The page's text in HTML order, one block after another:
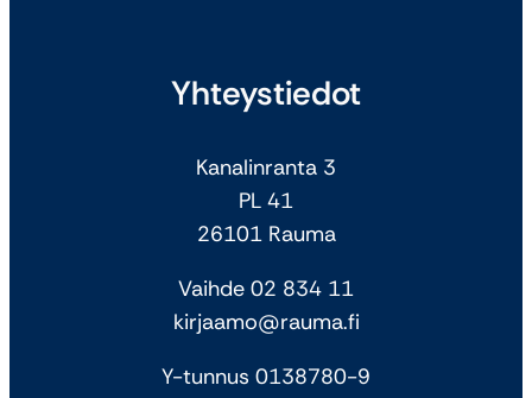
Yhteystiedot
Kanalinranta 3
PL 41
26101 Rauma
Vaihde 02 834 11
kirjaamo@rauma.fi
Y-tunnus 0138780-9